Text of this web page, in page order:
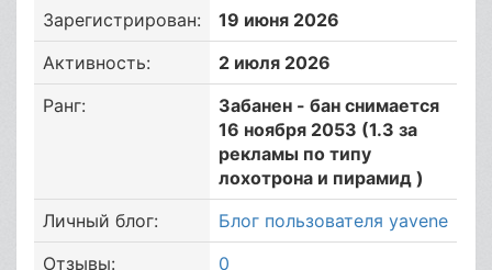
Зарегистрирован:
19 июня 2026
Активность:
2 июля 2026
Ранг:
Забанен - бан снимается
16 ноября 2053 (1.3 за
рекламы по типу
лохотрона и пирамид )
Личный блог:
Блог пользователя yavene
Отзывы:
0